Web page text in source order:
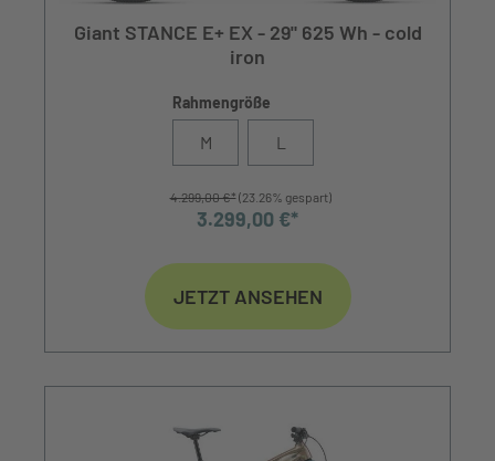
Giant STANCE E+ EX - 29" 625 Wh - cold
iron
Rahmengröße
M L
4.299,00 €*(23.26% gespart)
3.299,00 €*
JETZT ANSEHEN